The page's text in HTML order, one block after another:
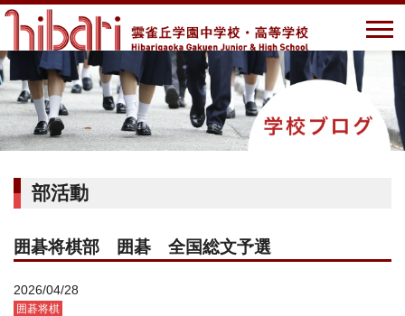
部活動
囲碁将棋部 囲碁 全国総文予選
2026/04/28
囲碁将棋